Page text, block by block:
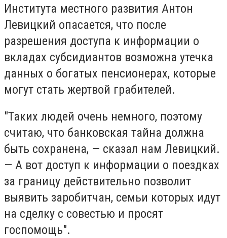
Института местного развития Антон
Левицкий опасается, что после
разрешения доступа к информации о
вкладах субсидиантов возможна утечка
данных о богатых пенсионерах, которые
могут стать жертвой грабителей.
"Таких людей очень немного, поэтому
считаю, что банковская тайна должна
быть сохранена, — сказал нам Левицкий.
— А вот доступ к информации о поездках
за границу действительно позволит
выявить заробитчан, семьи которых идут
на сделку с совестью и просят
госпомощь".